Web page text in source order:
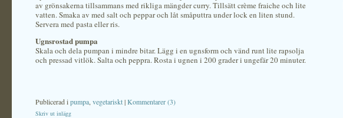
av grönsakerna tillsammans med rikliga mängder curry. Tillsätt crème fraiche och lite
vatten. Smaka av med salt och peppar och låt småputtra under lock en liten stund.
Servera med pasta eller ris.
Ugnsrostad pumpa
Skala och dela pumpan i mindre bitar. Lägg i en ugnsform och vänd runt lite rapsolja
och pressad vitlök. Salta och peppra. Rosta i ugnen i 200 grader i ungefär 20 minuter.
Publicerad ipumpa vegetariskt|Kommentarer (3)
Skriv ut inlägg